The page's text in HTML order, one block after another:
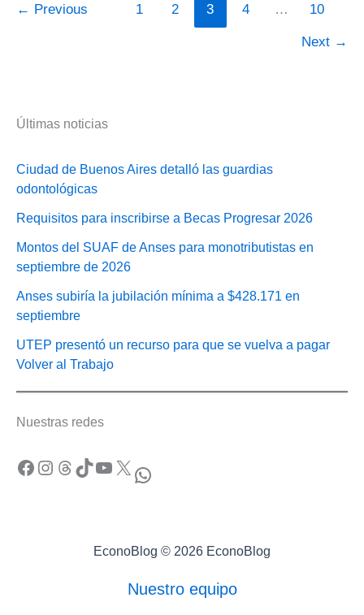
Pensionados
← Previous 1 2 3 4 … 10
Next →
Últimas noticias
Ciudad de Buenos Aires detalló las guardias
odontológicas
Requisitos para inscribirse a Becas Progresar 2026
Montos del SUAF de Anses para monotributistas en
septiembre de 2026
Anses subiría la jubilación mínima a $428.171 en
septiembre
UTEP presentó un recurso para que se vuelva a pagar
Volver al Trabajo
Nuestras redes
Facebook Instagram Threads TikTok YouTube X WhatsApp
EconoBlog © 2026 EconoBlog
Nuestro equipo